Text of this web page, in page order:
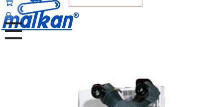
Malkan; 1971'den Bugüne
Ütü ve Pres Makineleri